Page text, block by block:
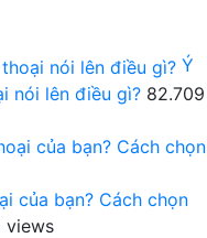
Ý
nói lên điều gì? 82.709
của bạn? Cách chọn
views